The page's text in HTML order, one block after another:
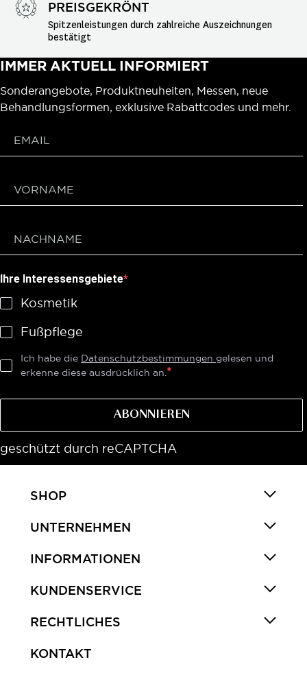
PREISGEKRÖNT
Spitzenleistungen durch zahlreiche Auszeichnungen
bestätigt
IMMER AKTUELL INFORMIERT
Sonderangebote, Produktneuheiten, Messen, neue
Behandlungsformen, exklusive Rabattcodes und mehr.
Ihre Interessensgebiete
Kosmetik
Fußpflege
Ich habe die Datenschutzbestimmungen gelesen und
erkenne diese ausdrücklich an.
ABONNIEREN
geschützt durch reCAPTCHA
SHOP
UNTERNEHMEN
INFORMATIONEN
KUNDENSERVICE
RECHTLICHES
KONTAKT